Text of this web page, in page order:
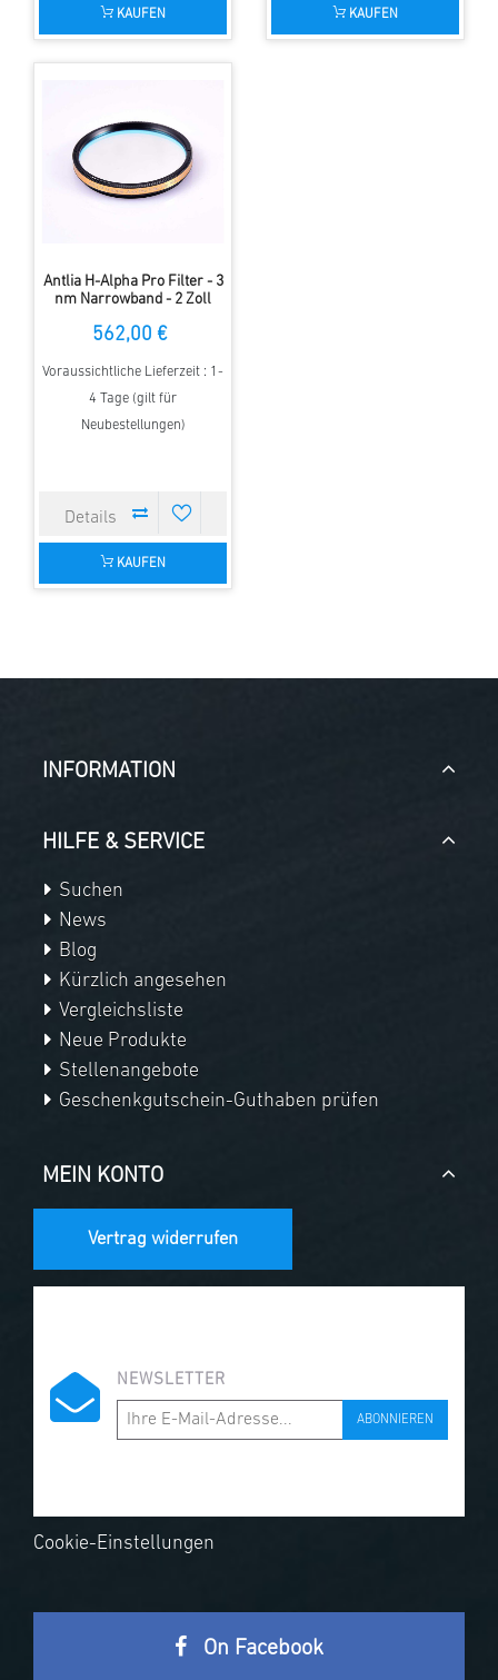
KAUFEN KAUFEN
Antlia H-Alpha Pro Filter - 3
nm Narrowband - 2 Zoll
562,00 €
Voraussichtliche Lieferzeit : 1-
4 Tage (gilt für
Neubestellungen)
KAUFEN
INFORMATION
HILFE & SERVICE
Suchen
News
Blog
Kürzlich angesehen
Vergleichsliste
Neue Produkte
Stellenangebote
Geschenkgutschein-Guthaben prüfen
MEIN KONTO
Vertrag widerrufen
NEWSLETTER
ABONNIEREN
Cookie-Einstellungen
On Facebook